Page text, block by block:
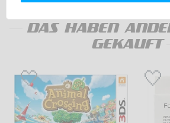
DAS HABEN
GEKAUFT